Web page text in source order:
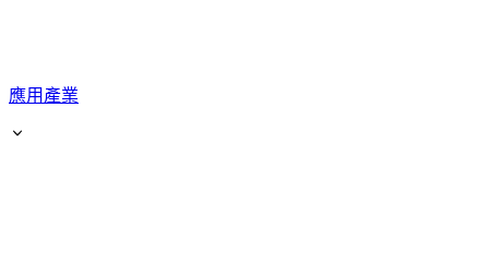
應用產業